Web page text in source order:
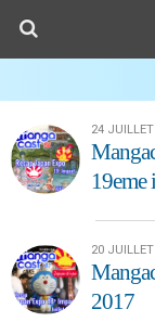
24
19eme
20
2017